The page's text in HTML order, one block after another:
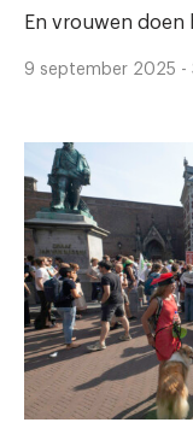
En vrouwen doen
9 september 2025 -